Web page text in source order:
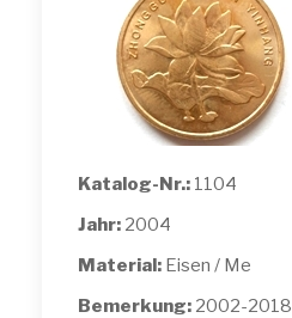
Katalog-Nr.: 1104
Jahr: 2004
Material: Eisen / Me
Bemerkung: 2002-2018